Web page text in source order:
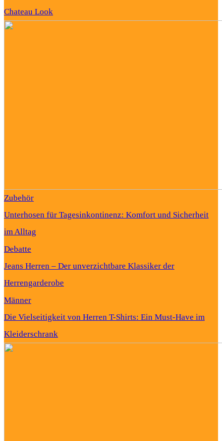
Chateau Look
Zubehör
Unterhosen für Tagesinkontinenz: Komfort und Sicherheit
im Alltag
Debatte
Jeans Herren – Der unverzichtbare Klassiker der
Herrengarderobe
Männer
Die Vielseitigkeit von Herren T-Shirts: Ein Must-Have im
Kleiderschrank